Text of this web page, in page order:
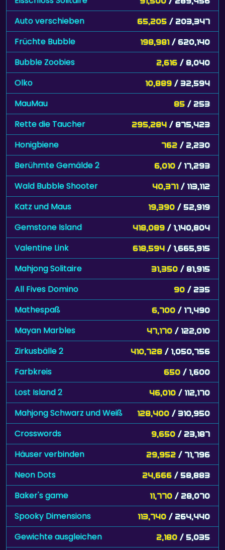
Auto verschieben 65,205 / 203,347
Früchte Bubble 198,981 / 620,140
Bubble Zoobies 2,616 / 8,040
Olko 10,889 / 32,594
MauMau 85 / 253
Rette die Taucher 295,284 / 875,423
Honigbiene 762 / 2,230
Berühmte Gemälde 2 6,010 / 17,293
Wald Bubble Shooter 40,371 / 113,112
Katz und Maus 19,390 / 52,919
Gemstone Island 418,089 / 1,140,804
Valentine Link 618,594 / 1,665,915
Mahjong Solitaire 31,350 / 81,915
All Fives Domino 90 / 235
Mathespaß 6,700 / 17,490
Mayan Marbles 47,170 / 122,010
Zirkusbälle 2 410,728 / 1,050,756
Farbkreis 650 / 1,600
Lost Island 2 46,010 / 112,170
Mahjong Schwarz und Weiß 128,400 / 310,950
Crosswords 9,650 / 23,187
Häuser verbinden 29,952 / 71,796
Neon Dots 24,666 / 58,883
Baker's game 11,770 / 28,070
Spooky Dimensions 113,740 / 264,440
Gewichte ausgleichen 2,180 / 5,035